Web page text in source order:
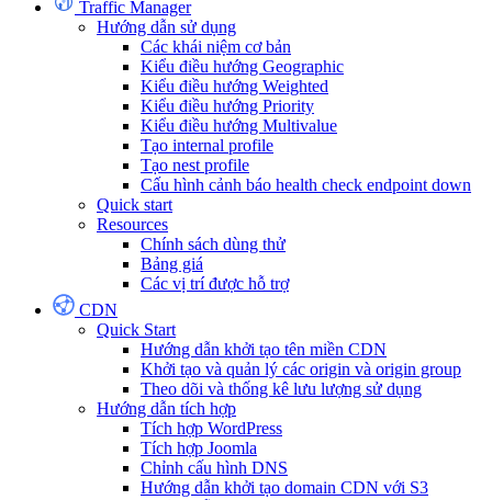
Traffic Manager
Hướng dẫn sử dụng
Các khái niệm cơ bản
Kiểu điều hướng Geographic
Kiểu điều hướng Weighted
Kiểu điều hướng Priority
Kiểu điều hướng Multivalue
Tạo internal profile
Tạo nest profile
Cấu hình cảnh báo health check endpoint down
Quick start
Resources
Chính sách dùng thử
Bảng giá
Các vị trí được hỗ trợ
CDN
Quick Start
Hướng dẫn khởi tạo tên miền CDN
Khởi tạo và quản lý các origin và origin group
Theo dõi và thống kê lưu lượng sử dụng
Hướng dẫn tích hợp
Tích hợp WordPress
Tích hợp Joomla
Chỉnh cấu hình DNS
Hướng dẫn khởi tạo domain CDN với S3